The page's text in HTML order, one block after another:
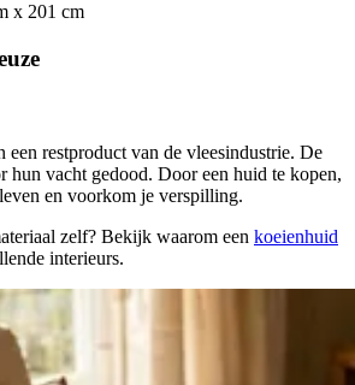
x 201 cm
een restproduct van de vleesindustrie. De
hun vacht gedood. Door een huid te kopen,
en voorkom je verspilling.
zelf? Bekijk waarom een koeienhuid
interieurs.